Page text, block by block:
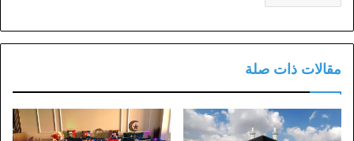
مقالات ذات صلة